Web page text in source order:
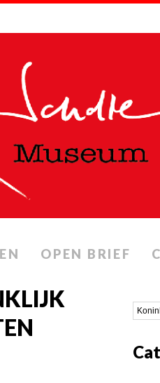
OPEN BRIEF